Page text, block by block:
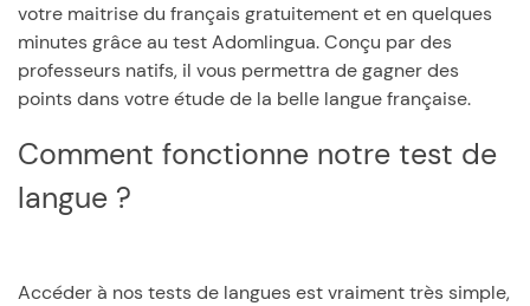
votre maitrise du français gratuitement et en quelques
minutes grâce au test Adomlingua. Conçu par des
professeurs natifs, il vous permettra de gagner des
points dans votre étude de la belle langue française.
Comment fonctionne notre test de
langue ?
Accéder à nos tests de langues est vraiment très simple,